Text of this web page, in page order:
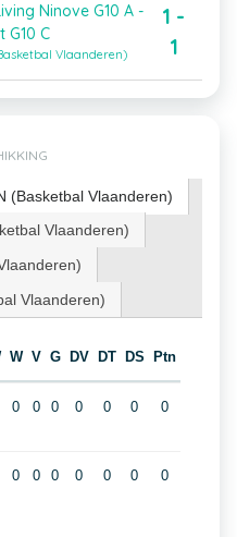
Ninove G10 A -
G10 C
Vlaanderen)
1 -
1
(Basketbal Vlaanderen)
Vlaanderen)
Vlaanderen)
W V G DV DT DS Ptn
0 0 0 0 0 0 0
0 0 0 0 0 0 0